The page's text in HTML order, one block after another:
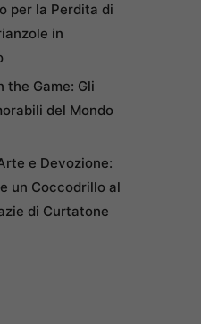
per la Perdita di
in
the Game: Gli
del Mondo
e Devozione:
un Coccodrillo al
di Curtatone